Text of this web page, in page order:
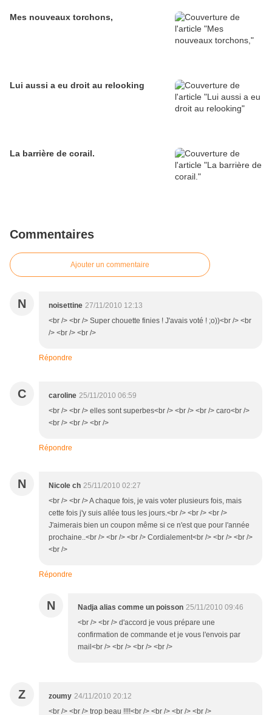
Mes nouveaux torchons,
Lui aussi a eu droit au relooking
La barrière de corail.
Commentaires
Ajouter un commentaire
N noisettine 27/11/2010 12:13
<br /> <br /> Super chouette finies ! J'avais voté ! ;o))<br /> <br
/> <br /> <br />
Répondre
C caroline 25/11/2010 06:59
<br /> <br /> elles sont superbes<br /> <br /> <br /> caro<br />
<br /> <br /> <br />
Répondre
N Nicole ch 25/11/2010 02:27
<br /> <br /> A chaque fois, je vais voter plusieurs fois, mais
cette fois j'y suis allée tous les jours.<br /> <br /> <br />
J'aimerais bien un coupon même si ce n'est que pour l'année
prochaine..<br /> <br /> <br /> Cordialement<br /> <br /> <br />
<br />
Répondre
N Nadja alias comme un poisson 25/11/2010 09:46
<br /> <br /> d'accord je vous prépare une
confirmation de commande et je vous l'envois par
mail<br /> <br /> <br /> <br />
Z zoumy 24/11/2010 20:12
<br /> <br /> trop beau !!!!<br /> <br /> <br /> <br />